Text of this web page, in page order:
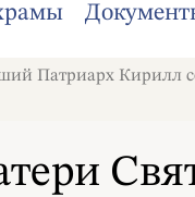
Патриарх Кирилл